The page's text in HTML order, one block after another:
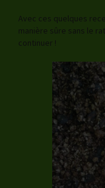
Avec ces quelques
manière sûre sans le
continuer !